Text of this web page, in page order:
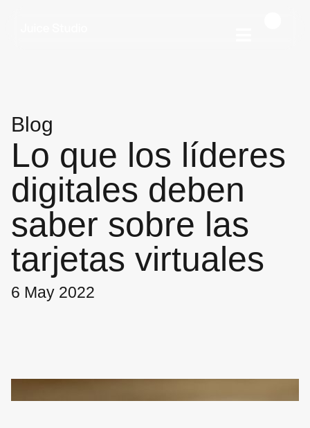
Blog
Lo que los líderes
digitales deben
saber sobre las
tarjetas virtuales
6 May 2022